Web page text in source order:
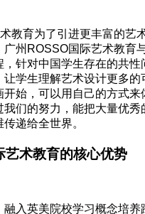
教育为了引进更丰富的艺
州ROSSO国际艺术教育
针对中国学生存在的共性
让学生理解艺术设计更多的
开始，可以用自己的方式来
我们的努力，能把大量优秀
递给全世界。
艺术教育的核心优势
融入英美院校学习概念培养